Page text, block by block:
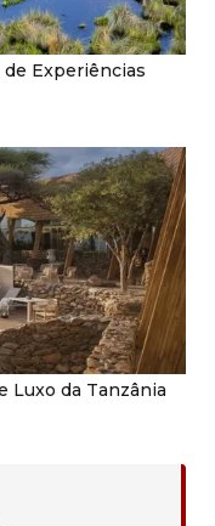
Experiências
Luxo da Tanzânia